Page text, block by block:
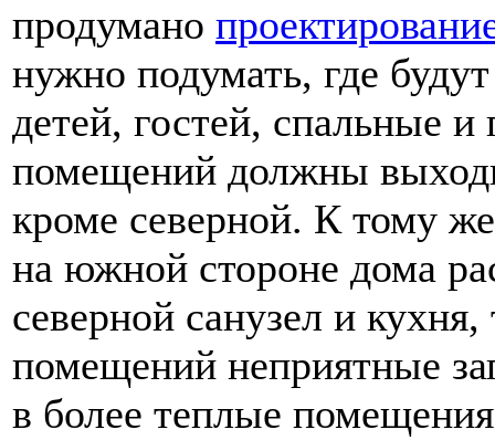
продумано
нужно подумать, где
детей, гостей, спальные и
помещений должны
кроме северной. К тому
на южной стороне дома
северной санузел и
помещений неприятные
в более теплые